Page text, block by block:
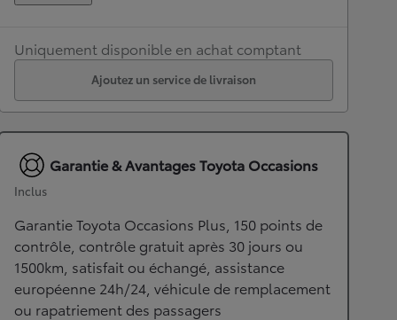
Uniquement disponible en achat comptant
Ajoutez un service de livraison
Garantie & Avantages Toyota Occasions
Inclus
Garantie Toyota Occasions Plus, 150 points de
contrôle, contrôle gratuit après 30 jours ou
1500km, satisfait ou échangé, assistance
européenne 24h/24, véhicule de remplacement
ou rapatriement des passagers